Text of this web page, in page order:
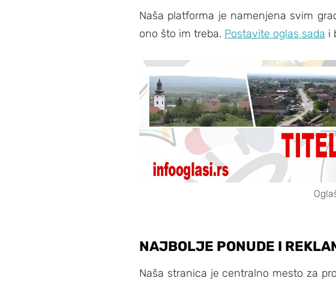
Naša platforma je namenjena svim
ono što im treba. Postavite oglas sada i
NAJBOLJE PONUDE I
Naša stranica je centralno mesto za